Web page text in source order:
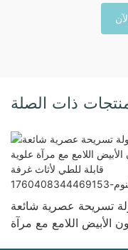
ذات الصلة
تسريحة عصرية شائعة
الأبيض اللامع مع مرآة